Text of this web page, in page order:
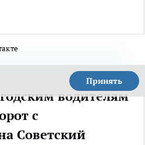
Принять
водителям
с
Советский